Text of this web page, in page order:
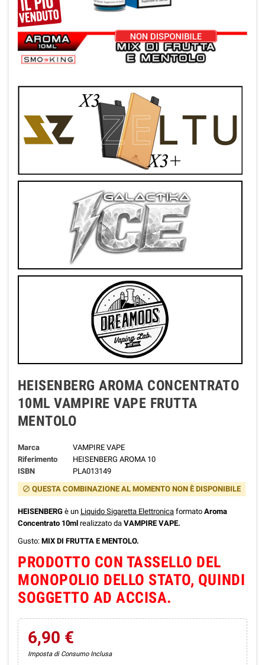
HEISENBERG AROMA CONCENTRATO
10ML VAMPIRE VAPE FRUTTA
MENTOLO
Marca
VAMPIRE VAPE
Riferimento
HEISENBERG AROMA 10
ISBN
PLA013149
block QUESTA COMBINAZIONE AL MOMENTO NON È DISPONIBILE
HEISENBERG è un Liquido Sigaretta Elettronica formato Aroma
Concentrato 10ml realizzato da VAMPIRE VAPE.
Gusto: MIX DI FRUTTA E MENTOLO.
PRODOTTO CON TASSELLO DEL
MONOPOLIO DELLO STATO, QUINDI
SOGGETTO AD ACCISA.
6,90 €
Imposta di Consumo Inclusa